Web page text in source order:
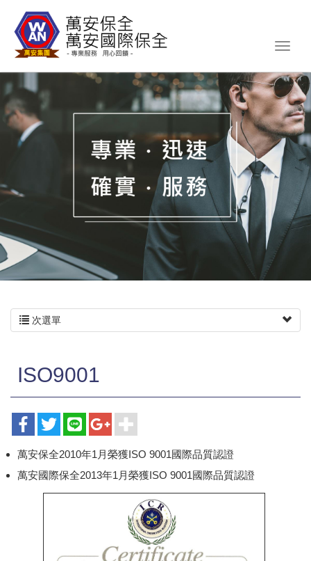
次選單
ISO9001
萬安保全2010年1月榮獲ISO 9001國際品質認證
萬安國際保全2013年1月榮獲ISO 9001國際品質認證